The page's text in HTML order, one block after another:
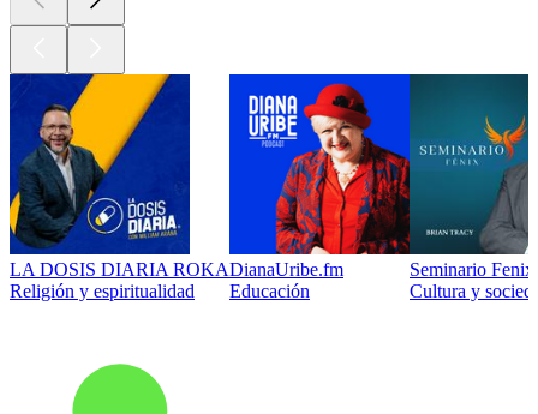
LA DOSIS DIARIA ROKA
Religión y espiritualidad
DianaUribe.fm
Educación
Seminario
Cultura y